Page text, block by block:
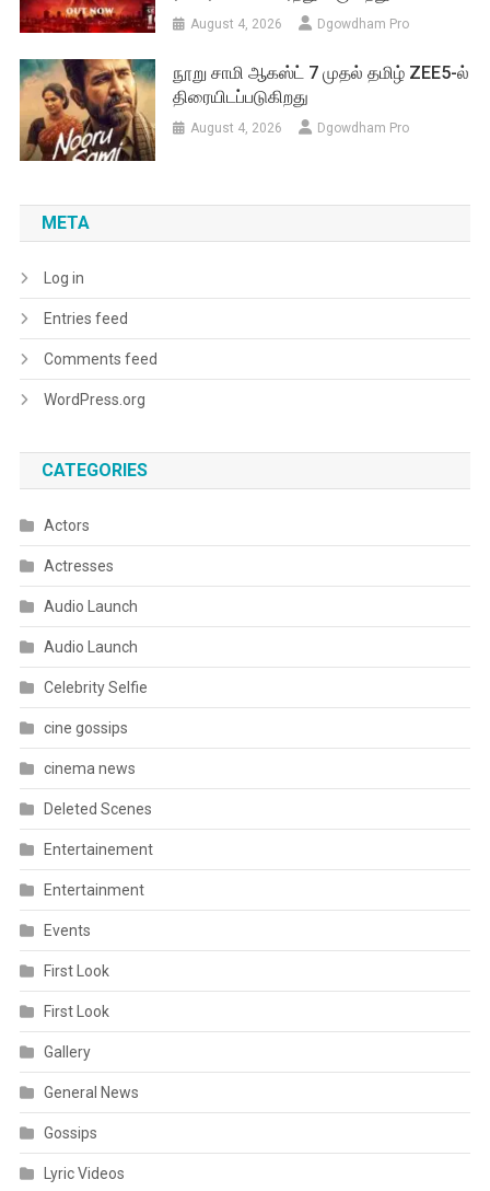
August 4, 2026 Dgowdham Pro
நூறு சாமி ஆகஸ்ட் 7 முதல் தமிழ் ZEE5-ல்
திரையிடப்படுகிறது
August 4, 2026 Dgowdham Pro
META
Log in
Entries feed
Comments feed
WordPress.org
CATEGORIES
Actors
Actresses
Audio Launch
Audio Launch
Celebrity Selfie
cine gossips
cinema news
Deleted Scenes
Entertainement
Entertainment
Events
First Look
First Look
Gallery
General News
Gossips
Lyric Videos